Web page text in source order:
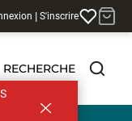
| S'inscrire
RECHERCHE